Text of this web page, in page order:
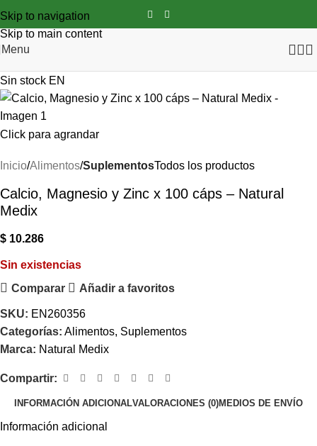
Skip to navigation
Skip to main content
Menu
Sin stock EN
Click para agrandar
Inicio Alimentos SuplementosTodos los productos
Calcio, Magnesio y Zinc x 100 cáps – Natural
Medix
$ 10.286
Sin existencias
Comparar
Añadir a favoritos
SKU: EN260356
Categorías: Alimentos, Suplementos
Marca: Natural Medix
Compartir:
INFORMACIÓN ADICIONALVALORACIONES (0)MEDIOS DE ENVÍO
Información adicional